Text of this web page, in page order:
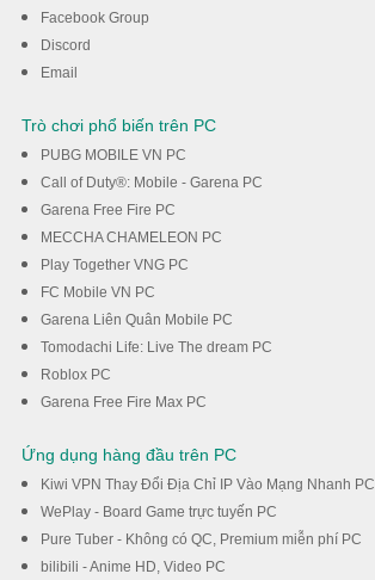
Facebook Group
Discord
Email
Trò chơi phổ biến trên PC
PUBG MOBILE VN PC
Call of Duty®: Mobile - Garena PC
Garena Free Fire PC
MECCHA CHAMELEON PC
Play Together VNG PC
FC Mobile VN PC
Garena Liên Quân Mobile PC
Tomodachi Life: Live The dream PC
Roblox PC
Garena Free Fire Max PC
Ứng dụng hàng đầu trên PC
Kiwi VPN Thay Đổi Địa Chỉ IP Vào Mạng Nhanh PC
WePlay - Board Game trực tuyến PC
Pure Tuber - Không có QC, Premium miễn phí PC
bilibili - Anime HD, Video PC